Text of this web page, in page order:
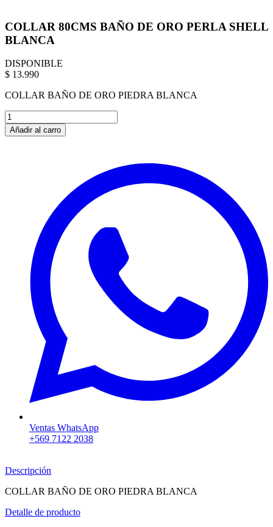
COLLAR 80CMS BAÑO DE ORO PERLA SHELL
BLANCA
DISPONIBLE
$ 13.990
COLLAR BAÑO DE ORO PIEDRA BLANCA
Añadir al carro
Ventas WhatsApp
+569 7122 2038
Descripción
COLLAR BAÑO DE ORO PIEDRA BLANCA
Detalle de producto